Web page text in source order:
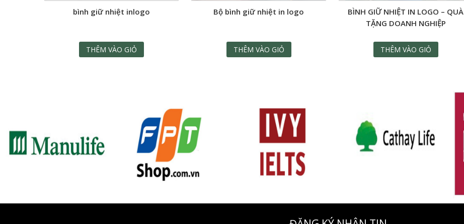
bình giữ nhiệt inlogo
THÊM VÀO GIỎ
Bộ bình giữ nhiệt in logo
THÊM VÀO GIỎ
BÌNH GIỮ NHIỆT IN LOGO – QUÀ
TẶNG DOANH NGHIỆP
THÊM VÀO GIỎ